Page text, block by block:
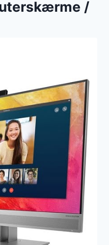
/